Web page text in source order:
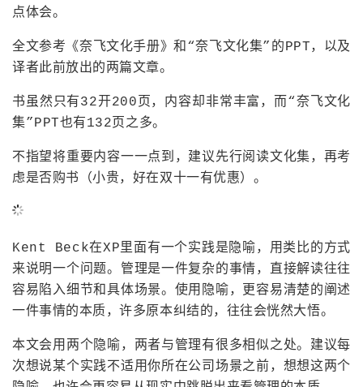
点体会。
全文参考《奈飞文化手册》和“奈飞文化集”的PPT，以及
译者此前放出的两篇文章。
书虽然只有32开200页，内容却非常丰富，而“奈飞文化
集”PPT也有132页之多。
不指望将重要内容一一点到，建议先行阅读文化集，再考
虑是否购书（小贵，好在双十一有优惠）。
Kent Beck在XP里面有一个实践是隐喻，用类比的方式
来说明一个问题。管理是一件复杂的事情，直接解读往往
容易陷入细节和具体场景。使用隐喻，更容易清楚的阐述
一件事情的本质，许多原本纠结的，往往会恍然大悟。
本文会用两个隐喻，两者与管理有很多相似之处。建议每
次想说某个实践不适用你所在公司场景之前，想想这两个